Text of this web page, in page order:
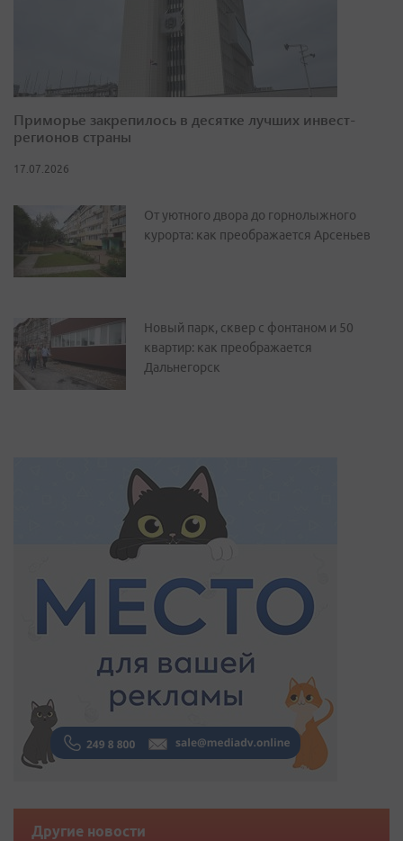
Приморье закрепилось в десятке лучших инвест-
регионов страны
17.07.2026
От уютного двора до горнолыжного
курорта: как преображается Арсеньев
Новый парк, сквер с фонтаном и 50
квартир: как преображается
Дальнегорск
Другие новости